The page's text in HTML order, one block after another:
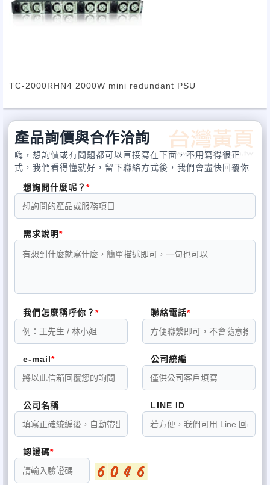
TC-2000RHN4 2000W mini redundant PSU
產品詢價與合作洽詢
嗨，想詢價或有問題都可以直接寫在下面，不用寫得很正
式，我們看得懂就好，留下聯絡方式後，我們會盡快回覆你
想詢問什麼呢？
需求說明
我們怎麼稱呼你？ 聯絡電話
e-mail 公司統編
公司名稱 LINE ID
認證碼